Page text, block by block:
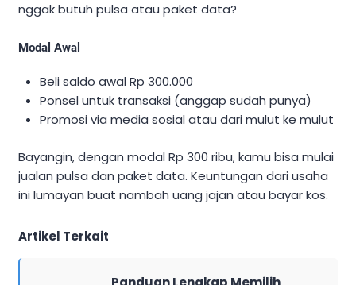
nggak butuh pulsa atau paket data?
Modal Awal
Beli saldo awal Rp 300.000
Ponsel untuk transaksi (anggap sudah punya)
Promosi via media sosial atau dari mulut ke mulut
Bayangin, dengan modal Rp 300 ribu, kamu bisa mulai
jualan pulsa dan paket data. Keuntungan dari usaha
ini lumayan buat nambah uang jajan atau bayar kos.
Artikel Terkait